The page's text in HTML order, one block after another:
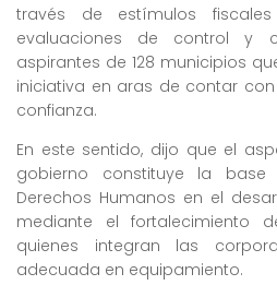
través de estímulos
evaluaciones de control y
aspirantes de 128 municipios
iniciativa en aras de contar
confianza.
En este sentido, dijo que el
gobierno constituye la
Derechos Humanos en el
mediante el fortalecimiento
quienes integran las
adecuada en equipamiento.